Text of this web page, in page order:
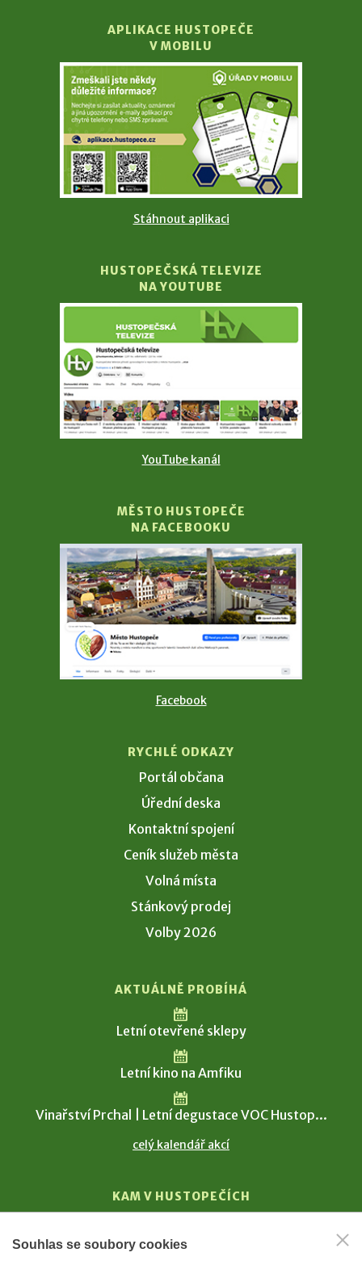
APLIKACE HUSTOPEČE
V MOBILU
Stáhnout aplikaci
HUSTOPEČSKÁ TELEVIZE
NA YOUTUBE
YouTube kanál
MĚSTO HUSTOPEČE
NA FACEBOOKU
Facebook
RYCHLÉ ODKAZY
Portál občana
Úřední deska
Kontaktní spojení
Ceník služeb města
Volná místa
Stánkový prodej
Volby 2026
AKTUÁLNĚ PROBÍHÁ
Letní otevřené sklepy
Letní kino na Amfiku
Vinařství Prchal | Letní degustace VOC Hustop...
celý kalendář akcí
KAM V HUSTOPEČÍCH
T. G. Masaryk
Souhlas se soubory cookies